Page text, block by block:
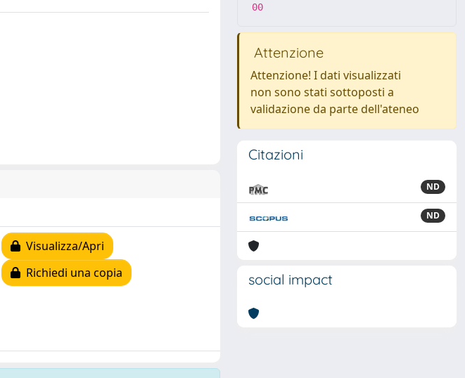
Visualizza/Apri
Richiedi una copia
00
Attenzione
Attenzione! I dati visualizzati
non sono stati sottoposti a
validazione da parte dell'ateneo
Citazioni
ND
ND
social impact